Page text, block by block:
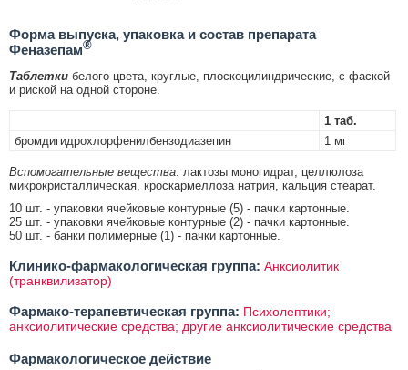
Форма выпуска, упаковка и состав препарата
Феназепам®
Таблетки белого цвета, круглые, плоскоцилиндрические, с фаской
и риской на одной стороне.
1 таб.
бромдигидрохлорфенилбензодиазепин
1 мг
Вспомогательные вещества: лактозы моногидрат, целлюлоза
микрокристаллическая, кроскармеллоза натрия, кальция стеарат.
10 шт. - упаковки ячейковые контурные (5) - пачки картонные.
25 шт. - упаковки ячейковые контурные (2) - пачки картонные.
50 шт. - банки полимерные (1) - пачки картонные.
Клинико-фармакологическая группа: Анксиолитик
(транквилизатор)
Фармако-терапевтическая группа: Психолептики;
анксиолитические средства; другие анксиолитические средства
Фармакологическое действие